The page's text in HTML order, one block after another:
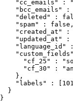
"cc_emails" :
"bcc_emails" :
"deleted" :
    "spam" : false,
"created_at" :
"updated_at" :
"language_id"
"cf_25" :
"cf_30" :
    },
"labels" :
  }
}